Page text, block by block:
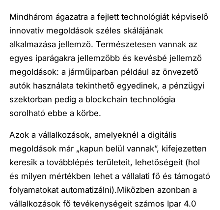
Mindhárom ágazatra a fejlett technológiát képviselő
innovatív megoldások széles skálájának
alkalmazása jellemző. Természetesen vannak az
egyes iparágakra jellemzőbb és kevésbé jellemző
megoldások: a járműiparban például az önvezető
autók használata tekinthető egyedinek, a pénzügyi
szektorban pedig a blockchain technológia
sorolható ebbe a körbe.
Azok a vállalkozások,amelyeknél a digitális
megoldások már „kapun belül vannak”, kifejezetten
keresik a továbblépés területeit, lehetőségeit (hol
és milyen mértékben lehet a vállalati fő és támogató
folyamatokat automatizálni).Miközben azonban a
vállalkozások fő tevékenységeit számos Ipar 4.0